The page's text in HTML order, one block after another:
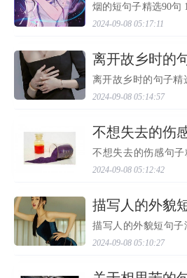
烟的短句子精选90句
融入青山，汇入大地
个角落都在演绎不...
2024-09-08 05:17:11
离开故乡时的
离开故乡时的句子精
相守；朋友是永远珍
的情同手足；朋友...
2024-09-08 05:14:57
不想失去的伤感句
啦，感觉就是一阵风
歌，那飘落了的漫山
2024-09-08 05:12:42
描写人的外貌
描写人的外貌短句子
上，有一对稍稍洼进
布条子扎两条短辫...
2024-09-08 05:10:27